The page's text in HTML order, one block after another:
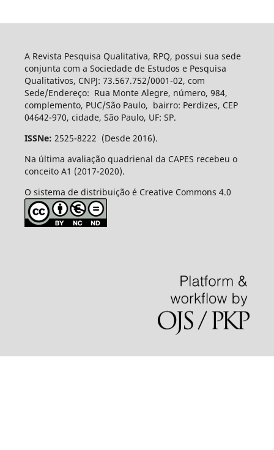
A Revista Pesquisa Qualitativa, RPQ, possui sua sede
conjunta com a Sociedade de Estudos e Pesquisa
Qualitativos, CNPJ: 73.567.752/0001-02, com
Sede/Endereço: Rua Monte Alegre, número, 984,
complemento, PUC/São Paulo, bairro: Perdizes, CEP
04642-970, cidade, São Paulo, UF: SP.
ISSNe: 2525-8222 (Desde 2016).
Na última avaliação quadrienal da CAPES recebeu o
conceito A1 (2017-2020).
O sistema de distribuição é Creative Commons 4.0